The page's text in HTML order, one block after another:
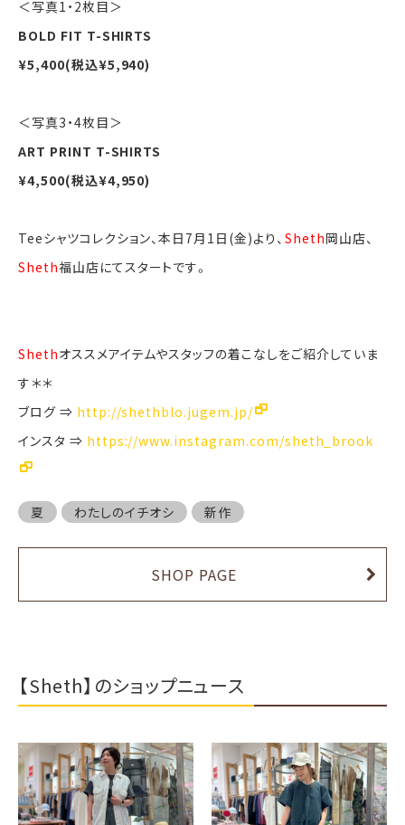
＜写真1・2枚目＞
BOLD FIT T-SHIRTS
¥5,400(税込¥5,940)
＜写真3・4枚目＞
ART PRINT T-SHIRTS
¥4,500(税込¥4,950)
Teeシャツコレクション、本日7月1日(金)より、Sheth岡山店、
Sheth福山店にてスタートです。
Shethオススメアイテムやスタッフの着こなしをご紹介していま
す＊＊
ブログ ⇒ http://shethblo.jugem.jp/
インスタ ⇒ https://www.instagram.com/sheth_brook
夏 わたしのイチオシ 新作
SHOP PAGE
【Sheth】のショップニュース